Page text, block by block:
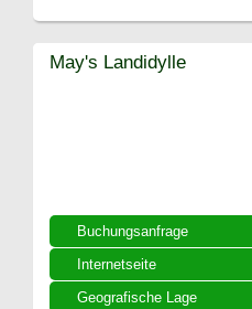
Buchungsanfrage
Internetseite
Geografische Lage
May's Landidylle